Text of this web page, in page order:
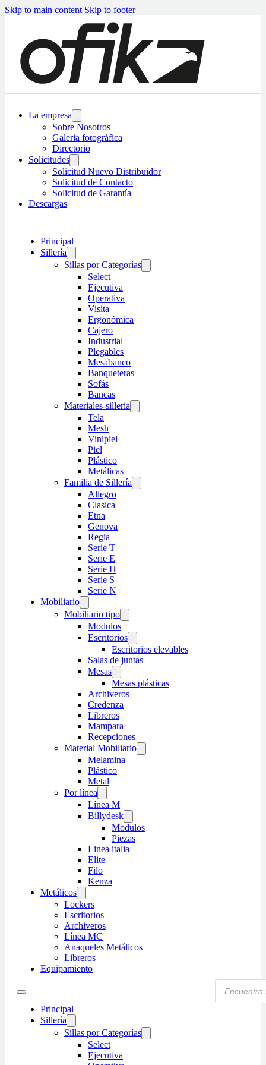
Skip to main content Skip to footer
La empresa
Sobre Nosotros
Galeria fotográfica
Directorio
Solicitudes
Solicitud Nuevo Distribuidor
Solicitud de Contacto
Solicitud de Garantía
Descargas
Principal
Sillería
Sillas por Categorías
Select
Ejecutiva
Operativa
Visita
Ergonómica
Cajero
Industrial
Plegables
Mesabanco
Banqueteras
Sofás
Bancas
Materiales-silleria
Tela
Mesh
Vinipiel
Piel
Plástico
Metálicas
Familia de Sillería
Allegro
Clasica
Etna
Genova
Regia
Serie T
Serie E
Serie H
Serie S
Serie N
Mobiliario
Mobiliario tipo
Modulos
Escritorios
Escritorios elevables
Salas de juntas
Mesas
Mesas plásticas
Archiveros
Credenza
Libreros
Mampara
Recepciones
Material Mobiliario
Melamina
Plástico
Metal
Por línea
Línea M
Billydesk
Modulos
Piezas
Linea italia
Elite
Filo
Kenza
Metálicos
Lockers
Escritorios
Archiveros
Línea MC
Anaqueles Metálicos
Libreros
Equipamiento
Principal
Sillería
Sillas por Categorías
Select
Ejecutiva
Products
search